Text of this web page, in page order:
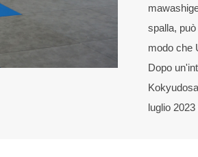
spalla,
modo che
Dopo
luglio